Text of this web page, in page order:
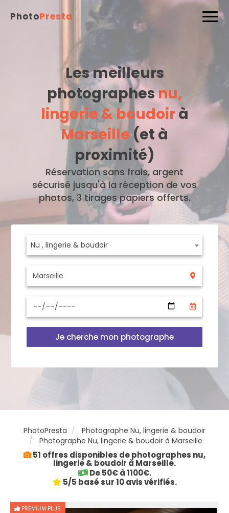
PhotoPresta
Les meilleurs
photographesnu,
lingerie & boudoirà
Marseille (et à
proximité)
Réservation sans frais, argent
sécurisé jusqu'à la réception de vos
photos, 3 tirages papiers offerts.
Nu , lingerie & boudoir
Je cherche mon photographe
PhotoPresta
Photographe Nu, lingerie & boudoir
Photographe Nu, lingerie & boudoir à Marseille
51 offres disponibles de photographes nu,
lingerie & boudoir à Marseille.
De 50€ à 1100€.
5/5 basé sur 10 avis vérifiés.
PREMIUM PLUS